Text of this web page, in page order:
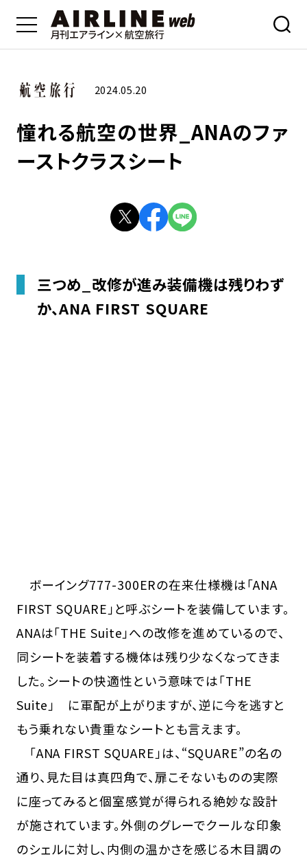
2024.05.20
憧れる航空の世界_ANAのファ
ーストクラスシート
三つめ_改修が進み装備機は残りわず
か、ANA FIRST SQUARE
ボーイング777-300ERの在来仕様機は「ANA
FIRST SQUARE」と呼ぶシートを装備しています。
ANAは「THE Suite」への改修を進めているので、
同シートを装着する機体は残り少なくなってきま
した。シートの快適性という意味では「THE
Suite」 に軍配が上がりますが、逆に今を逃すと
もう乗れない貴重なシートとも言えます。
「ANA FIRST SQUARE」は、“SQUARE”の名の
通り、見た目は真四角で、扉こそないものの実際
に座ってみると個室感覚が得られる絶妙な設計
が施されています。外側のグレーでクールな印象
のシェルに対し、内側の温かさを感じる木目調の